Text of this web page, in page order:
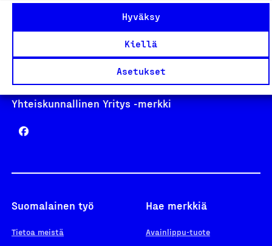
Hyväksy
Kiellä
Asetukset
Yhteiskunnallinen Yritys -merkki
Suomalainen työ
Tietoa meistä
Hae merkkiä
Avainlippu-tuote